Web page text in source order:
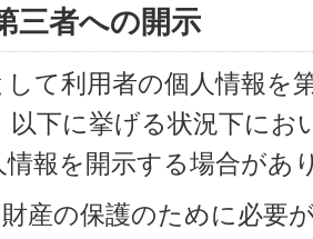
三者への開示
して利用者の個人情報を
以下に挙げる状況下にお
報を開示する場合があ
産の保護のために必要